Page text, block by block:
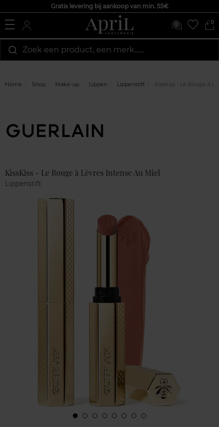
Gratis levering bij aankoop van min. 55€
0
Zoek een product, een merk…...
Home Shop Make-up Lippen Lippenstift KissKiss - Le Rouge à
KissKiss - Le Rouge à Lèvres Intense Au Miel
Lippenstift